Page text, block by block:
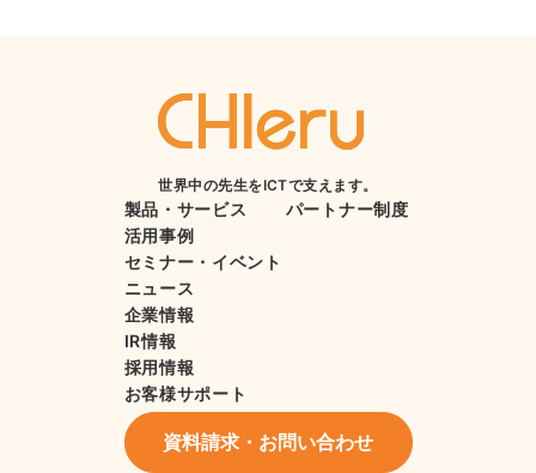
世界中の先生をICTで支えます。
製品・サービス
活用事例
セミナー・イベント
ニュース
企業情報
IR情報
採用情報
お客様サポート
パートナー制度
資料請求・お問い合わせ